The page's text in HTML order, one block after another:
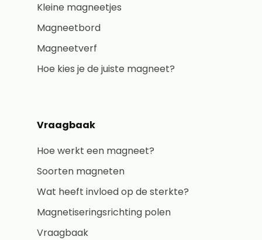
Kleine magneetjes
Magneetbord
Magneetverf
Hoe kies je de juiste magneet?
Vraagbaak
Hoe werkt een magneet?
Soorten magneten
Wat heeft invloed op de sterkte?
Magnetiseringsrichting polen
Vraagbaak